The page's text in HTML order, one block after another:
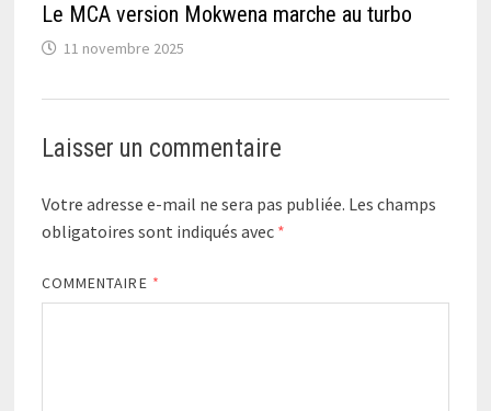
Le MCA version Mokwena marche au turbo
11 novembre 2025
Laisser un commentaire
Votre adresse e-mail ne sera pas publiée. Les champs
obligatoires sont indiqués avec *
COMMENTAIRE *